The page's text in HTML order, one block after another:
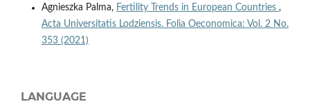
Agnieszka Palma, Fertility Trends in European Countries ,
Acta Universitatis Lodziensis. Folia Oeconomica: Vol. 2 No.
353 (2021)
LANGUAGE